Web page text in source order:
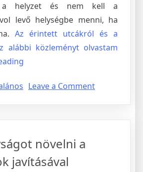
a helyzet és nem kell a
levő helységbe menni, ha
Az érintett utcákról és a
alábbi közleményt olvastam
szavazni,
Leave a Commenton
növelni a
javításával